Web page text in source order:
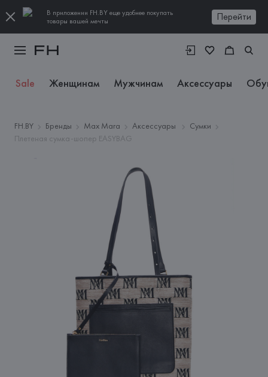
В приложении FH.BY еще удобнее покупать
товары вашей мечты
Перейти
Sale Женщинам Мужчинам Аксессуары
FH.BY Бренды Max Mara Аксессуары
Сумки
Плетеная сумка-шопер EASYBAG